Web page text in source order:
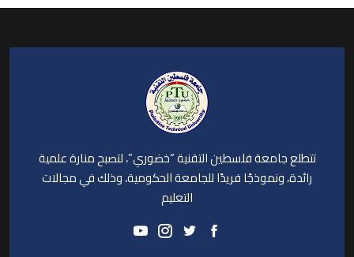
تتطلع جامعة فلسطين التقنية “خضوري”، لتصبح منارة علمية
رائدة، ونموذجًا فريدًا للجامعة الحكومية، وذلك في مجالات
التعليم